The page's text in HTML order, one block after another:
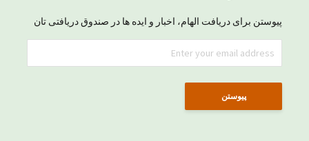
پیوستن برای دریافت الهام، اخبار و ایده ها در صندوق دریافتی تان